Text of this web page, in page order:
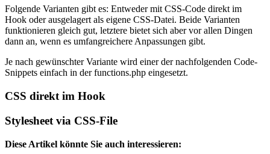
Folgende Varianten gibt es: Entweder mit CSS-Code direkt im
Hook oder ausgelagert als eigene CSS-Datei. Beide Varianten
funktionieren gleich gut, letztere bietet sich aber vor allen Dingen
dann an, wenn es umfangreichere Anpassungen gibt.
Je nach gewünschter Variante wird einer der nachfolgenden Code-
Snippets einfach in der functions.php eingesetzt.
CSS direkt im Hook
Stylesheet via CSS-File
Diese Artikel könnte Sie auch interessieren: